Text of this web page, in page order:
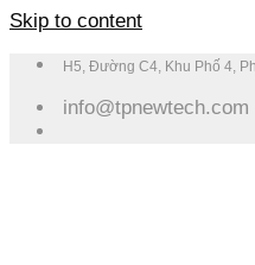
Skip to content
H5, Đường C4, Khu Phố 4,
info@tpnewtech.com